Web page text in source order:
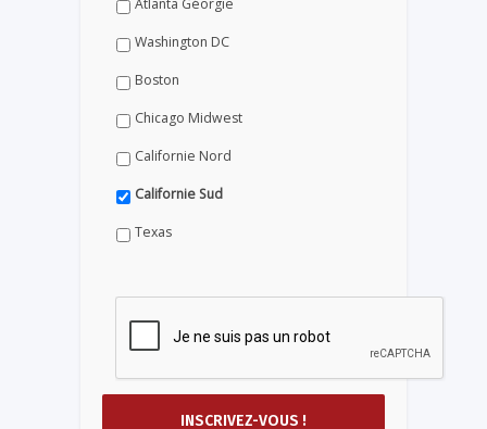
Washington DC
Boston
Chicago Midwest
Californie Nord
Californie Sud
Texas